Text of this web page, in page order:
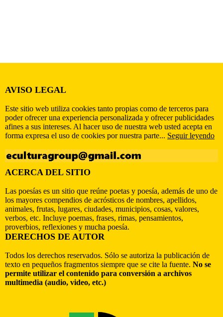
AVISO LEGAL
Este sitio web utiliza cookies tanto propias como de terceros para
poder ofrecer una experiencia personalizada y ofrecer publicidades
afines a sus intereses. Al hacer uso de nuestra web usted acepta en
forma expresa el uso de cookies por nuestra parte... Seguir leyendo
ACERCA DEL SITIO
Las poesías es un sitio que reúne poetas y poesía, además de uno de
los mayores compendios de acrósticos de nombres, apellidos,
animales, frutas, lugares, ciudades, municipios, cosas, valores,
verbos, etc. Incluye poemas, frases, rimas, pensamientos,
proverbios, reflexiones y mucha poesía.
DERECHOS DE AUTOR
Todos los derechos reservados. Sólo se autoriza la publicación de
texto en pequeños fragmentos siempre que se cite la fuente. No se
permite utilizar el contenido para conversión a archivos
multimedia (audio, video, etc.)